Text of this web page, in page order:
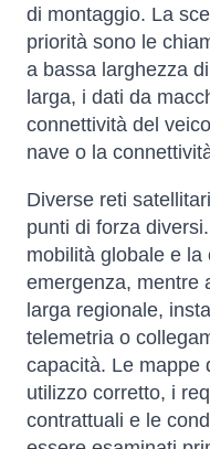
di montaggio. La
priorità sono le
a bassa larghezza
larga, i dati da
connettività del
nave o la
Diverse reti
punti di forza
mobilità globale e la
emergenza, mentre
larga regionale,
telemetria o
capacità. Le mappe
utilizzo corretto, i
contrattuali e le